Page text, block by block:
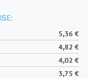
5,36 €
4,82 €
4,02 €
3,75 €